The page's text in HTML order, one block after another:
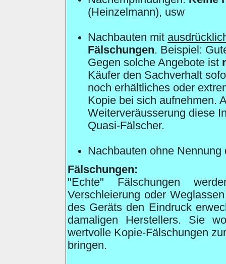
(Heinzelmann), usw
Nachbauten mit
Fälschungen. Beispiel:
Gegen solche Angebote ist
Käufer den Sachverhalt
noch erhältliches oder
Kopie bei sich aufnehmen.
Weiterveräusserung diese
Quasi-Fälscher.
Nachbauten ohne
Fälschungen:
"Echte" Fälschungen
Verschleierung oder
des Geräts den Eindruck
damaligen Herstellers. Sie
wertvolle Kopie-Fälschungen
bringen.